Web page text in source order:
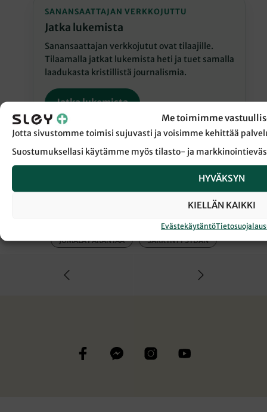
Me toimimme
Jotta sivustomme toimisi sujuvasti ja voisimme kehittää
Suostumuksellasi käytämme myös tilasto- ja
HYVÄKSYN
KIELLÄN KAIKKI
Evästekäytäntö
SANANSAATTAJAN VERKKOJUTTU
Jatka lukemista
Sanansaattajan verkkojutut ovat tilaajille.
Tilaamalla jatkat lukemista heti ja tuet samalla
laadukasta kristillistä journalismia.
Jatka lukemista
← Takaisin Sanansaattaja-lehden etusivulle
JUMALA PARANTAA SÄRKYNYT SYDÄN